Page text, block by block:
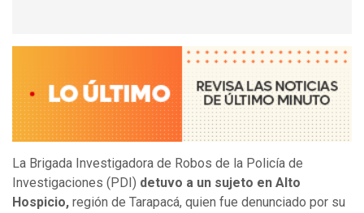
La Brigada Investigadora de Robos de la Policía de
Investigaciones (PDI) detuvo a un sujeto en Alto
Hospicio, región de Tarapacá, quien fue denunciado por su